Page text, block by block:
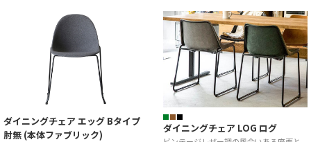
ダイニングチェア エッグ Bタイプ
肘無 (本体ファブリック)
ダイニングチェア LOG ログ